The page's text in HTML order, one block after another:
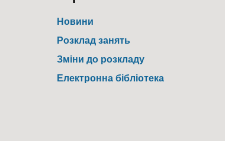
Новини
Розклад занять
Зміни до розкладу
Електронна бібліотека